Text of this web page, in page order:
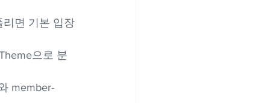
리면 기본 입장
으로 분
member-